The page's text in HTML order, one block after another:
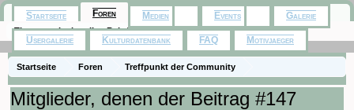
Startseite Foren
Treffpunkt der Community
Orchideenfotos (Phalaenopsis)
Phalfreunde only 53
Mitglieder, denen der Beitrag #147
Startseite Foren
Themen mit aktuellen Beiträgen
Medien Events Galerie
Usergalerie Kulturdatenbank FAQ Motivjaeger